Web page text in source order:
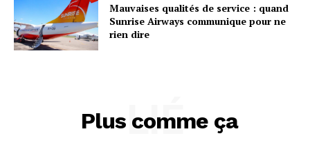
Mauvaises qualités de service : quand
Sunrise Airways communique pour ne
rien dire
Plus comme ça
LIÉ